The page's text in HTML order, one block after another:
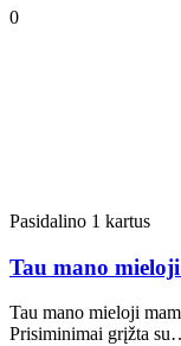
0
Pasidalino 1 kartus
Tau mano
Tau mano mieloji
Prisiminimai grįžta